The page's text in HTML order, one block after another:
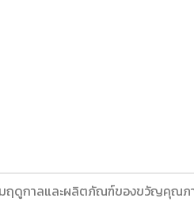
มฤดูกาลและผลิตภัณฑ์ของขวัญคุณภ